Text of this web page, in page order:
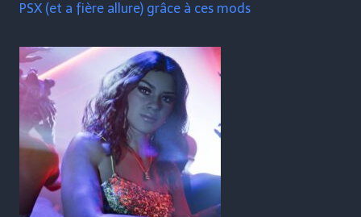
PSX (et a fière allure) grâce à ces mods